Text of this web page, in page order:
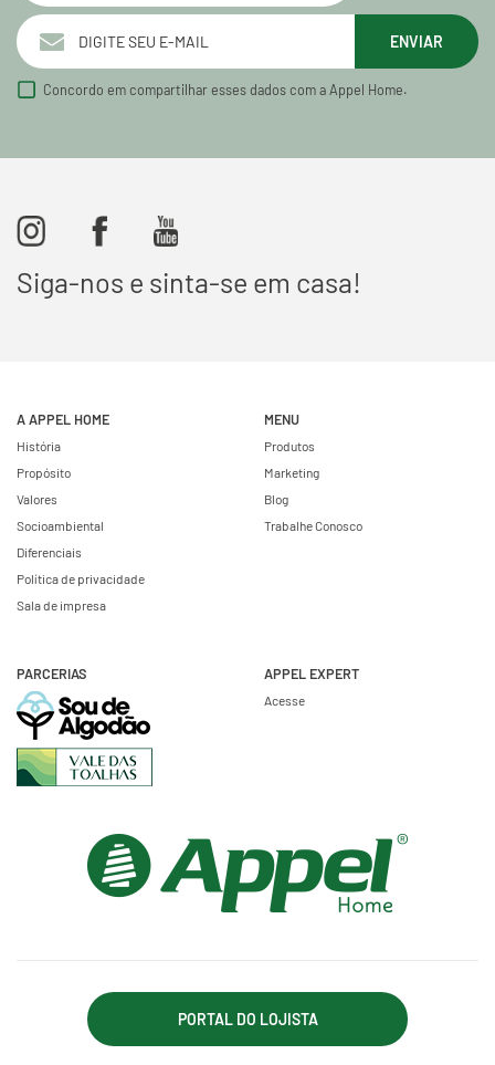
ENVIAR
Concordo em compartilhar esses dados com a Appel Home.
Siga-nos e sinta-se em casa!
A APPEL HOME
História
Propósito
Valores
Socioambiental
Diferenciais
Política de privacidade
Sala de impresa
MENU
Produtos
Marketing
Blog
Trabalhe Conosco
PARCERIAS APPEL EXPERT
Acesse
PORTAL DO LOJISTA